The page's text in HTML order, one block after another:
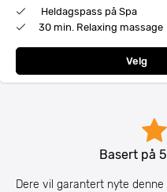
Heldagspass på Spa
30 min. Relaxing massage
Velg
Basert på 5
Dere vil garantert nyte